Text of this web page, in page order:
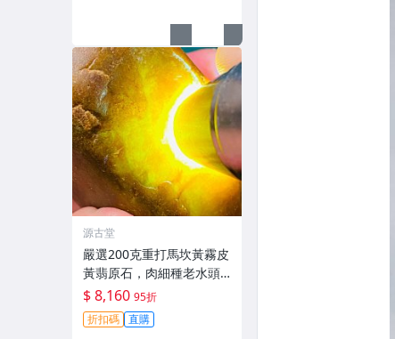
源古堂
嚴選200克重打馬坎黃霧皮
黃翡原石，肉細種老水頭
足，適合雕琢為手鐲/牌子/
把件，A貨翡翠原石#黃翡
手鐲 玉石
$ 8,160 95折
折扣碼 直購